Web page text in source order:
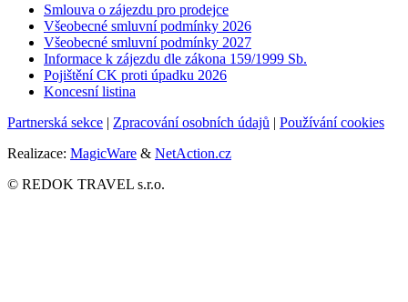
Smlouva o zájezdu pro prodejce
Všeobecné smluvní podmínky 2026
Všeobecné smluvní podmínky 2027
Informace k zájezdu dle zákona 159/1999 Sb.
Pojištění CK proti úpadku 2026
Koncesní listina
Partnerská sekce | Zpracování osobních údajů | Používání cookies
Realizace: MagicWare & NetAction.cz
© REDOK TRAVEL s.r.o.